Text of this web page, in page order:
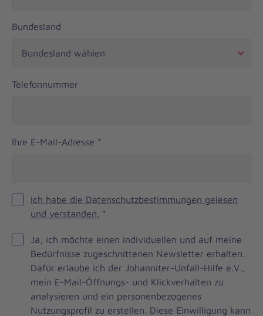
Bundesland
Telefonnummer
Ihre E-Mail-Adresse *
Ich habe die Datenschutzbestimmungen gelesen
und verstanden. *
Brevo
Newsletter
Checkbox
Ja, ich möchte einen individuellen und auf meine
Bedürfnisse zugeschnittenen Newsletter erhalten.
Dafür erlaube ich der Johanniter-Unfall-Hilfe e.V.,
mein E-Mail-Öffnungs- und Klickverhalten zu
analysieren und ein personenbezogenes
Nutzungsprofil zu erstellen. Diese Einwilligung kann